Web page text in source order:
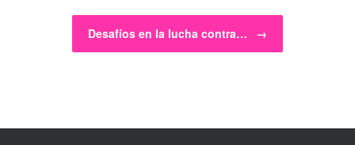
Desafíos en la lucha contra… →